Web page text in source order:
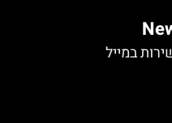
במייל